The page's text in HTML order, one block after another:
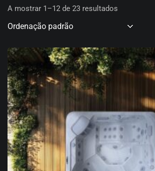
A mostrar 1–12 de 23 resultados